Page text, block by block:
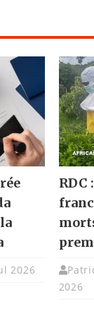
2026
RDC
2026